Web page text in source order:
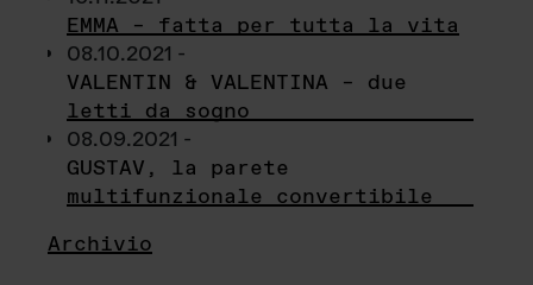
EMMA – fatta per tutta la vita
08.10.2021 -
VALENTIN & VALENTINA – due
letti da sogno
08.09.2021 -
GUSTAV, la parete
multifunzionale convertibile
Archivio